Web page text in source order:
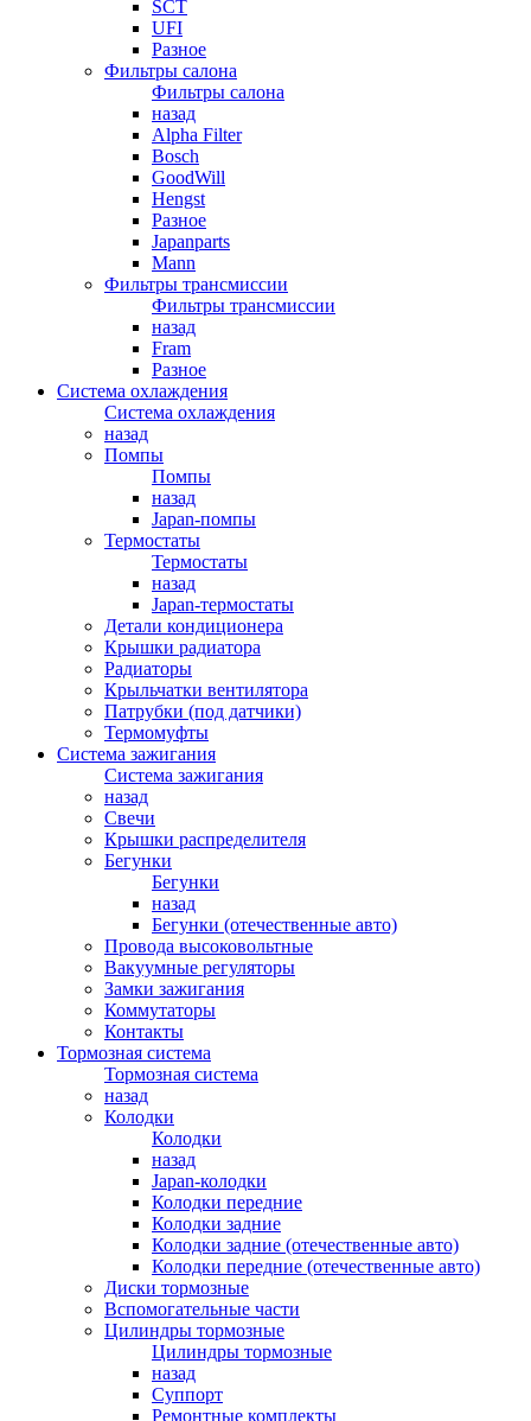
SCT
UFI
Разное
Фильтры салона
Фильтры салона
назад
Alpha Filter
Bosch
GoodWill
Hengst
Разное
Japanparts
Mann
Фильтры трансмиссии
Фильтры трансмиссии
назад
Fram
Разное
Система охлаждения
Система охлаждения
назад
Помпы
Помпы
назад
Japan-помпы
Термостаты
Термостаты
назад
Japan-термостаты
Детали кондиционера
Крышки радиатора
Радиаторы
Крыльчатки вентилятора
Патрубки (под датчики)
Термомуфты
Система зажигания
Система зажигания
назад
Свечи
Крышки распределителя
Бегунки
Бегунки
назад
Бегунки (отечественные авто)
Провода высоковольтные
Вакуумные регуляторы
Замки зажигания
Коммутаторы
Контакты
Тормозная система
Тормозная система
назад
Колодки
Колодки
назад
Japan-колодки
Колодки передние
Колодки задние
Колодки задние (отечественные авто)
Колодки передние (отечественные авто)
Диски тормозные
Вспомогательные части
Цилиндры тормозные
Цилиндры тормозные
назад
Суппорт
Ремонтные комплекты